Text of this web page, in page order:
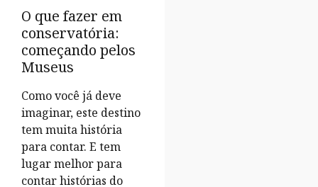
O que fazer em
conservatória:
começando pelos
Museus
Como você já deve
imaginar, este destino
tem muita história
para contar. E tem
lugar melhor para
contar histórias do